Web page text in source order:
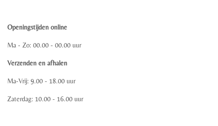
Openingstijden online
Ma - Zo: 00.00 - 00.00 uur
Verzenden en afhalen
Ma-Vrij: 9.00 - 18.00 uur
Zaterdag: 10.00 - 16.00 uur